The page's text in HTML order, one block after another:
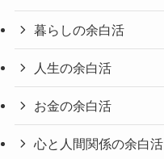
暮らしの余白活
人生の余白活
お金の余白活
心と人間関係の余白活